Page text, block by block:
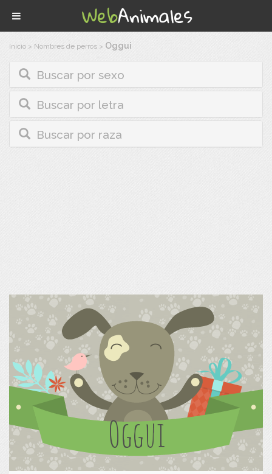
Inicio > Nombres de perros > Oggui
Buscar por sexo
Buscar por letra
Buscar por raza
Oggui